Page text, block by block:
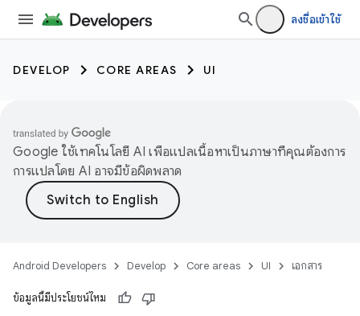
ลงชื่อเข้าใช้
DEVELOP CORE AREAS UI
Google ใช้เทคโนโลยี AI เพื่อแปลเนื้อหาเป็นภาษาที่คุณต้องการ
การแปลโดย AI อาจมีข้อผิดพลาด
Android Developers Develop Core areas UI เอกสาร
ข้อมูลนี้มีประโยชน์ไหม